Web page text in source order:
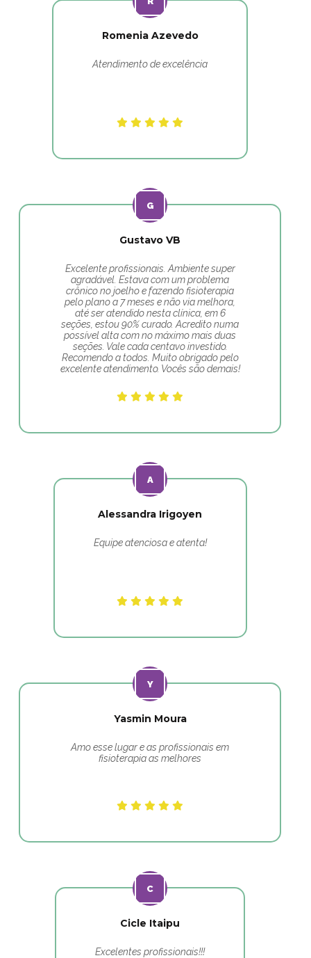
Romenia Azevedo
Atendimento de excelência
Gustavo VB
Excelente profissionais. Ambiente super
agradável. Estava com um problema
crônico no joelho e fazendo fisioterapia
pelo plano a 7 meses e não via melhora,
até ser atendido nesta clínica, em 6
seções, estou 90% curado. Acredito numa
possível alta com no máximo mais duas
seções. Vale cada centavo investido.
Recomendo a todos. Muito obrigado pelo
excelente atendimento. Vocês são demais!
Alessandra Irigoyen
Equipe atenciosa e atenta!
Yasmin Moura
Amo esse lugar e as profissionais em
fisioterapia as melhores
Cicle Itaipu
Excelentes profissionais!!!